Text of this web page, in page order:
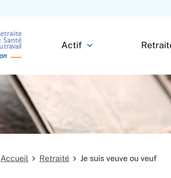
Actif
Accueil Retraité Je suis veuve ou veuf